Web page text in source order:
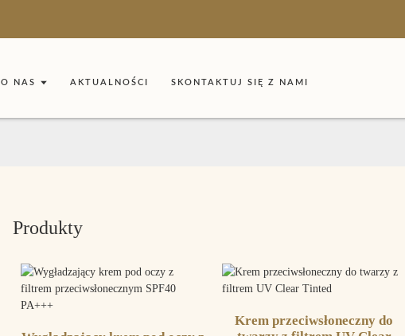
O NAS AKTUALNOŚCI SKONTAKTUJ SIĘ Z NAMI
Produkty
Krem przeciwsłoneczny do